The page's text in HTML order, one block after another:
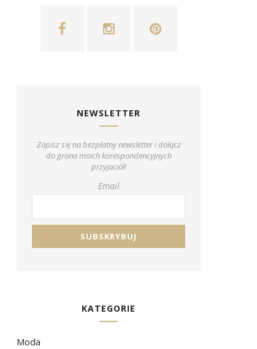
NEWSLETTER
Zapisz się na bezpłatny newsletter i dołącz
do grona moich korespondencyjnych
przyjaciół!
Email
KATEGORIE
Moda